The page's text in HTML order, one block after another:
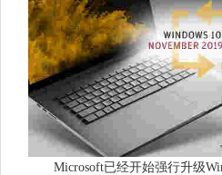
Microsoft已经开始强行升级